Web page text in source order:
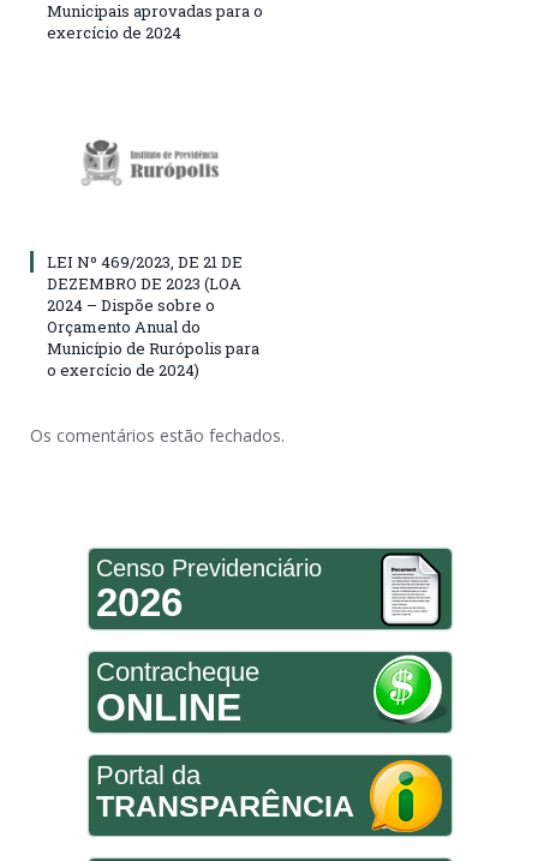
Municipais aprovadas para o
exercício de 2024
LEI Nº 469/2023, DE 21 DE
DEZEMBRO DE 2023 (LOA
2024 – Dispõe sobre o
Orçamento Anual do
Município de Rurópolis para
o exercício de 2024)
Os comentários estão fechados.
Censo Previdenciário
2026
Contracheque
ONLINE
Portal da
TRANSPARÊNCIA